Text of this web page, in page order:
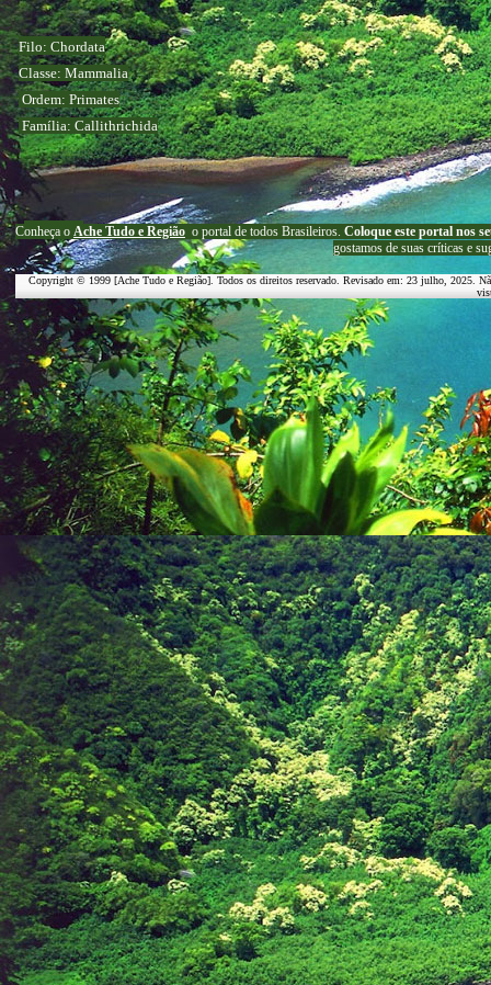
Filo: Chordata
Classe: Mammalia
Ordem: Primates
Família: Callithrichida
Conheça o Ache Tudo e Região o portal de todos Brasileiros. Coloque este portal nos
gostamos de suas críticas e
Copyright © 1999 [Ache Tudo e Região]. Todos os direitos reservado. Revisado em: 23 julho, 2025 .